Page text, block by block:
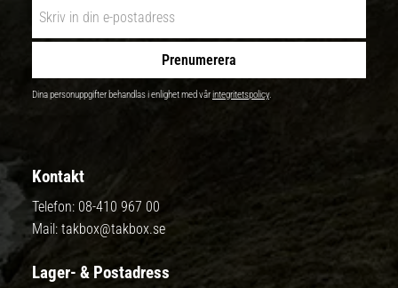
Prenumerera
Dina personuppgifter behandlas i enlighet med vårintegritetspolicy.
Kontakt
Telefon: 08-410 967 00
Mail: takbox@takbox.se
Lager- & Postadress